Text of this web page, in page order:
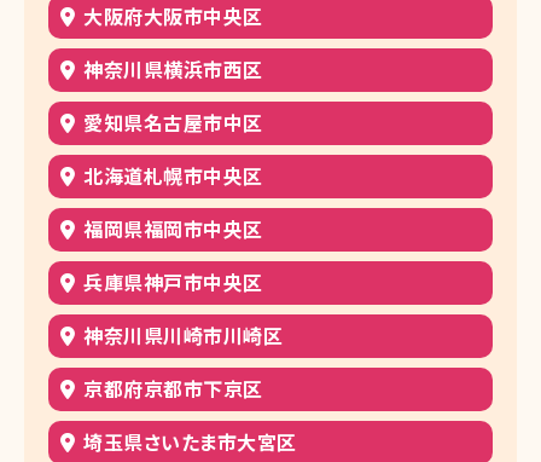
大阪府大阪市中央区
神奈川県横浜市西区
愛知県名古屋市中区
北海道札幌市中央区
福岡県福岡市中央区
兵庫県神戸市中央区
神奈川県川崎市川崎区
京都府京都市下京区
埼玉県さいたま市大宮区